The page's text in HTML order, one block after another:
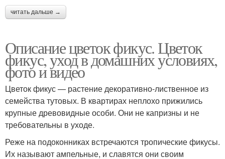
читать дальше →
Описание цветок фикус. Цветок
фикус, уход в домашних условиях,
фото и видео
Цветок фикус — растение декоративно-лиственное из
семейства тутовых. В квартирах неплохо прижились
крупные древовидные особи. Они не капризны и не
требовательны в уходе.
Реже на подоконниках встречаются тропические фикусы.
Их называют ампельные, и славятся они своим